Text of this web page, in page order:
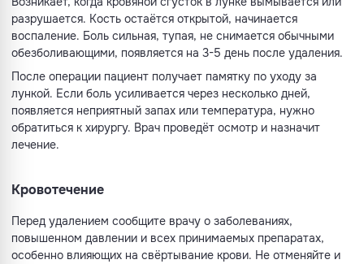
разрушается. Кость остаётся открытой, начинается
воспаление. Боль сильная, тупая, не снимается обычными
обезболивающими, появляется на 3-5 день после удаления.
После операции пациент получает памятку по уходу за
лункой. Если боль усиливается через несколько дней,
появляется неприятный запах или температура, нужно
обратиться к хирургу. Врач проведёт осмотр и назначит
лечение.
Кровотечение
Перед удалением сообщите врачу о заболеваниях,
повышенном давлении и всех принимаемых препаратах,
особенно влияющих на свёртывание крови. Не отменяйте и